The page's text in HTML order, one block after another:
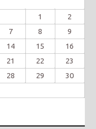
1
2
7 8
9
14 15
16
21 22
23
28 29
30